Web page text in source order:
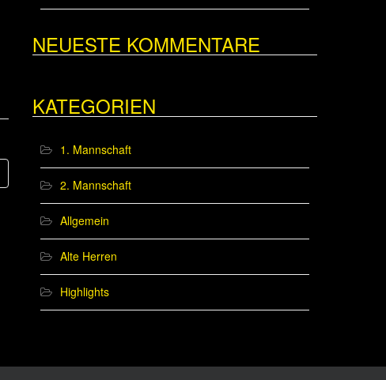
NEUESTE KOMMENTARE
KATEGORIEN
1. Mannschaft
2. Mannschaft
Allgemein
Alte Herren
Highlights